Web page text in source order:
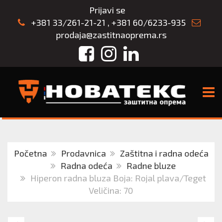
Prijavi se
+381 33/261-21-21 , +381 60/6233-935
prodaja@zastitnaoprema.rs
FacebookInstagram
LinkedIn
Početna Prodavnica
Zaštitna i radna odeća
Radna odeća
Radne bluze
Hiperon radna bluza Boja: Rojal plava/Teget
Veličina: 70